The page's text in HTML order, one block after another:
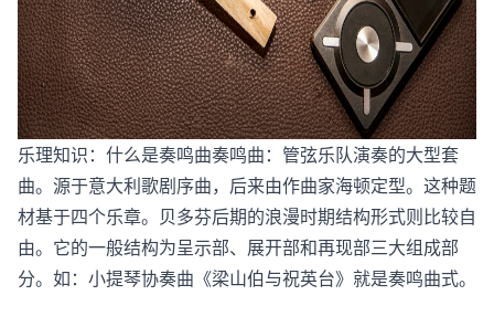
乐理知识：什么是奏鸣曲奏鸣曲：管弦乐队演奏的大型套
曲。源于意大利歌剧序曲，后来由作曲家海顿定型。这种题
材基于四个乐章。贝多芬后期的浪漫时期结构形式则比较自
由。它的一般结构为呈示部、展开部和再现部三大组成部
分。如：小提琴协奏曲《梁山伯与祝英台》就是奏鸣曲式。